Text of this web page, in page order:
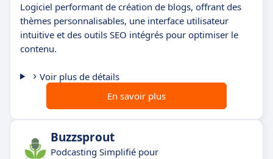
Logiciel performant de création de blogs, offrant des
thèmes personnalisables, une interface utilisateur
intuitive et des outils SEO intégrés pour optimiser le
contenu.
Voir plus de détails
En savoir plus
Buzzsprout
Podcasting Simplifié pour